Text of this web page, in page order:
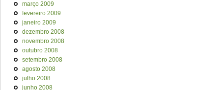
março 2009
fevereiro 2009
janeiro 2009
dezembro 2008
novembro 2008
outubro 2008
setembro 2008
agosto 2008
julho 2008
junho 2008